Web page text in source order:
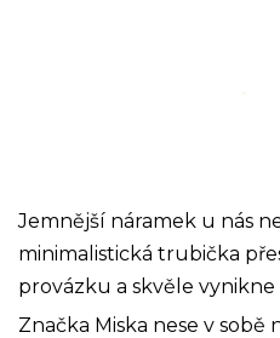
Jemnější náramek u nás
minimalistická trubička
provázku a skvěle
Značka Miska nese v sobě